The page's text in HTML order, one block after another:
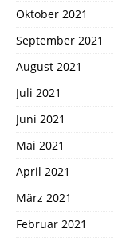
Oktober 2021
September 2021
August 2021
Juli 2021
Juni 2021
Mai 2021
April 2021
März 2021
Februar 2021